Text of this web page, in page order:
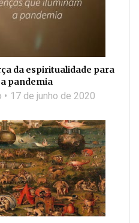
da espiritualidade para
pandemia
17 de junho de 2020